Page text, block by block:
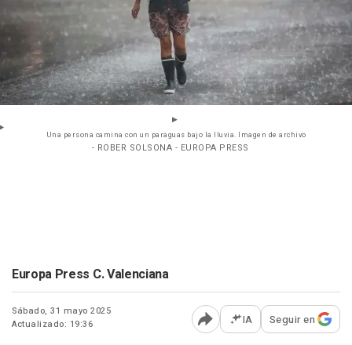
Una persona camina con un paraguas bajo la lluvia. Imagen de archivo
- ROBER SOLSONA - EUROPA PRESS
Europa Press C. Valenciana
Sábado, 31 mayo 2025
Actualizado: 19:36
Abrir opciones para
IA Seguir en